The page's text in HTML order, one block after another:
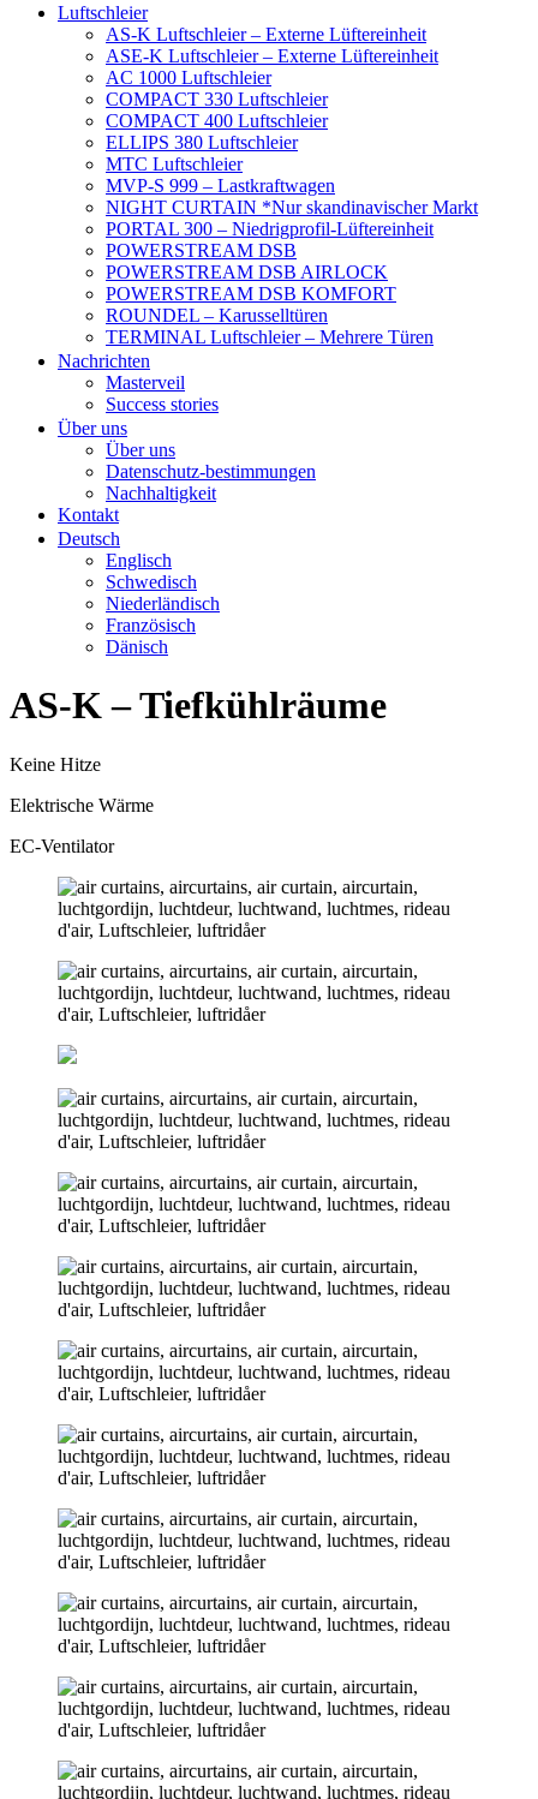
Luftschleier
AS-K Luftschleier – Externe Lüftereinheit
ASE-K Luftschleier – Externe Lüftereinheit
AC 1000 Luftschleier
COMPACT 330 Luftschleier
COMPACT 400 Luftschleier
ELLIPS 380 Luftschleier
MTC Luftschleier
MVP-S 999 – Lastkraftwagen
NIGHT CURTAIN *Nur skandinavischer Markt
PORTAL 300 – Niedrigprofil-Lüftereinheit
POWERSTREAM DSB
POWERSTREAM DSB AIRLOCK
POWERSTREAM DSB KOMFORT
ROUNDEL – Karusselltüren
TERMINAL Luftschleier – Mehrere Türen
Nachrichten
Masterveil
Success stories
Über uns
Über uns
Datenschutz-bestimmungen
Nachhaltigkeit
Kontakt
Deutsch
Englisch
Schwedisch
Niederländisch
Französisch
Dänisch
AS-K – Tiefkühlräume
Keine Hitze
Elektrische Wärme
EC-Ventilator